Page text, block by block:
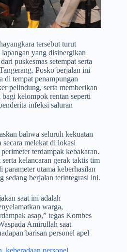
tersebut turut
yang disinergikan
puskesmas setempat serta
Posko berjalan ini
di tempat penampungan
pelindung, serta memberikan
kelompok rentan seperti
infeksi saluran
bahwa seluruh kekuatan
secara melekat di lokasi
terdampak kebakaran.
kelancaran gerak taktis tim
parameter utama keberhasilan
sedang berjalan terintegrasi ini.
saat ini adalah
warga,
asap,” tegas Kombes
Amirullah saat
barisan personel apel
keberadaan personel